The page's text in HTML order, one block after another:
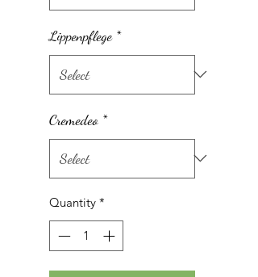
Lippenpflege *
Cremedeo *
Quantity *